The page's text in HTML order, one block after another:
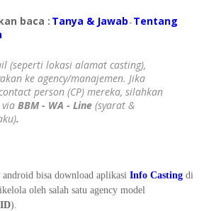
baca : Tanya & Jawab - Tentang
(seperti lokasi alamat casting),
ke agency/manajemen. Jika
person (CP) mereka, silahkan
BBM - WA - Line (syarat &
.
bisa download aplikasi Info Casting di
oleh salah satu agency model
).